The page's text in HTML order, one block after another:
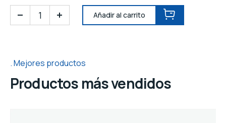
Añadir al carrito
Mejores productos
Productos más vendidos